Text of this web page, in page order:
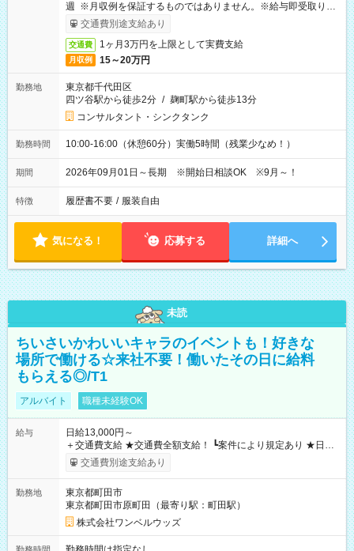
週 ※月収例を保証するものではありません。※給与即受取りサ
ービス利用可（利用条件有）
交通費別途支給あり
交通費 1ヶ月3万円を上限として実費支給
月収例 15～20万円
勤務地
東京都千代田区
四ツ谷駅から徒歩2分 / 麹町駅から徒歩13分
コンサルタント・シンクタンク
勤務時間 10:00-16:00（休憩60分）実働5時間（残業少なめ！）
期間 2026年09月01日～長期 ※開始日相談OK ※9月～！
特徴 履歴書不要 / 服装自由
気になる！ 応募する 詳細へ
未読
ちいさいかわいいキャラのイベントも！好きな
場所で働ける☆来社不要！働いたその日に給料
もらえる◎/T1
アルバイト 職種未経験OK
給与
日給13,000円～
＋交通費支給 ★交通費全額支給！ ┗案件により規定あり ★日払
いOK！（規定あり） ┗働いたその日に現金GET♪ お仕事後はコ
ンビニATMから 日払い分を引き落とせます！ 【試用期間】試
交通費別途支給あり
勤務地
東京都町田市
東京都町田市原町田（最寄り駅：町田駅）
株式会社ワンベルウッズ